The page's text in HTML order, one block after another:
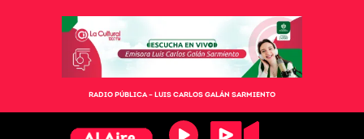
RADIO PÚBLICA – LUIS CARLOS GALÁN SARMIENTO